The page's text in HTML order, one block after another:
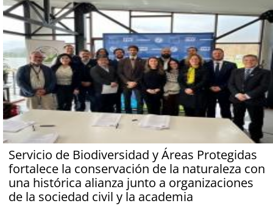
Servicio de Biodiversidad y Áreas Protegidas
fortalece la conservación de la naturaleza con
una histórica alianza junto a organizaciones
de la sociedad civil y la academia